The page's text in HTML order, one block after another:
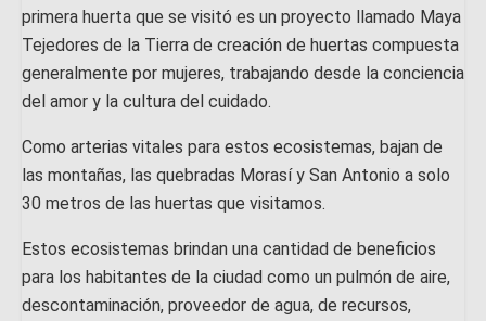
primera huerta que se visitó es un proyecto llamado Maya
Tejedores de la Tierra de creación de huertas compuesta
generalmente por mujeres, trabajando desde la conciencia
del amor y la cultura del cuidado.
Como arterias vitales para estos ecosistemas, bajan de
las montañas, las quebradas Morasí y San Antonio a solo
30 metros de las huertas que visitamos.
Estos ecosistemas brindan una cantidad de beneficios
para los habitantes de la ciudad como un pulmón de aire,
descontaminación, proveedor de agua, de recursos,